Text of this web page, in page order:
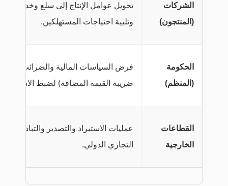
الشركات
(المنتجون)
تحويل عوامل الإنتاج إلى سلع وخدمات
وتلبية احتياجات المستهلكين.
الحكومة
(المنظم)
فرض السياسات المالية والضرائب (مثل
ضريبة القيمة المضافة) لضبط الاستقرار.
القطاعات
الخارجية
عمليات الاستيراد والتصدير والتبادل
التجاري الدولي.